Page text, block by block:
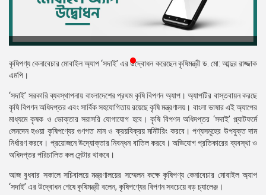
নিউজলেটার
প্রেস
প্রকাশনা
গ্যালারি
বিএনপি-
সহিংসতা
কৃষিপণ্য কেনাবেচার মোবাইল অ্যাপ ‘সদাই’ এর উদ্বোধন করেছেন কৃষিমন্ত্রী ড. মো: আব্দুর রাজ্জাক
এমপি।
‘সদাই’ সরকারি ব্যবস্থাপনায় বাংলাদেশের প্রথম কৃষি বিপণন অ্যাপ। অ্যাপটির বাস্তবায়ন করছে
কৃষি বিপণন অধিদপ্তর এবং সার্বিক সহযোগিতায় রয়েছে কৃষি মন্ত্রণালয়। বাংলা ভাষার এই অ্যাপের
মাধ্যমে কৃষক ও ভোক্তার সরাসরি যোগাযোগ হবে। কৃষি বিপণন অধিদপ্তর ‘সদাই’ প্ল্যাটফর্মে
লেনদেন হওয়া কৃষিপণ্যের গুণগত মান ও ক্রয়বিক্রয় মনিটরিং করবে। পণ্যসমূহের উপযুক্ত দাম
নির্ধারণ করবে। প্রয়োজনে উদ্যোক্তার নিবন্ধন বাতিল করবে। অভিযোগ প্রতিকারের ব্যবস্থা ও
অধিদপ্তর পরিচালিত কল সেন্টার থাকবে।
আজ বুধবার সকালে সচিবালয়ে মন্ত্রণালয়ের সম্মেলন কক্ষে কৃষিপণ্য কেনাবেচার মোবাইল অ্যাপ
‘সদাই’ এর উদ্বোধন শেষে কৃষিমন্ত্রী বলেন, কৃষিপণ্যের বিপণন সবচেয়ে বড় চ্যালেঞ্জ।